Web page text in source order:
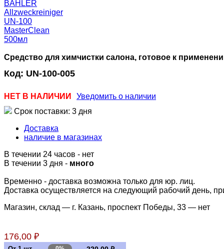
Средство для химчистки салона, готовое к
Код: UN-100-005
НЕТ В НАЛИЧИИ
Уведомить о наличии
Срок поставки: 3 дня
Доставка
наличие в магазинах
В течении 24 часов - нет
В течении 3 дня - много
Временно - доставка возможна только для юр. лиц.
Доставка осуществляется на следующий рабочий день,
Магазин, склад — г. Казань, проспект Победы, 33 — нет
176,00 ₽